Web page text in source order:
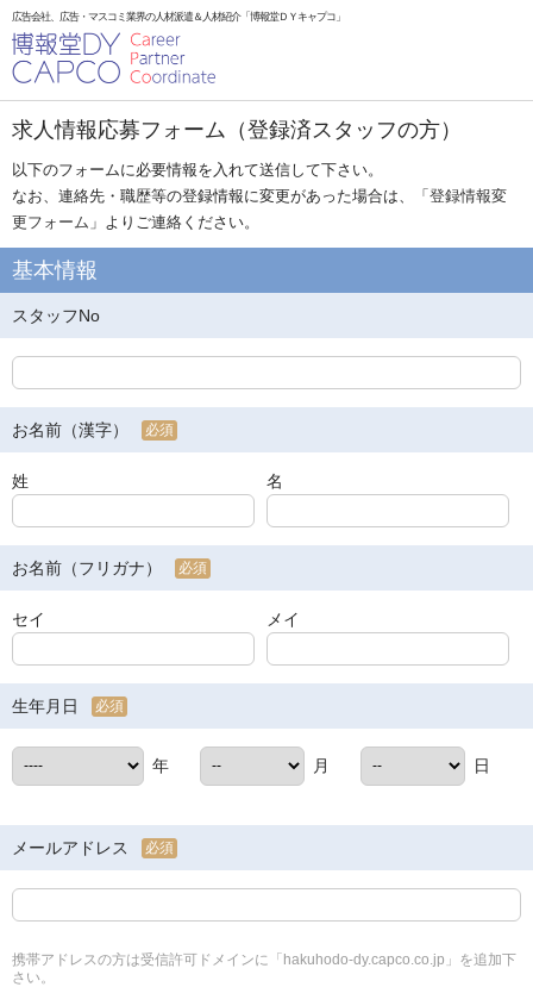
広告会社、広告・マスコミ業界の人材派遣＆人材紹介「博報堂ＤＹキャプコ」
求人情報応募フォーム（登録済スタッフの方）
以下のフォームに必要情報を入れて送信して下さい。
なお、連絡先・職歴等の登録情報に変更があった場合は、「登録情報変
更フォーム 」よりご連絡ください。
基本情報
スタッフNo
お名前（漢字） 必須
姓 名
お名前（フリガナ） 必須
セイ メイ
生年月日 必須
年 月 日
メールアドレス 必須
携帯アドレスの方は受信許可ドメインに「hakuhodo-dy.capco.co.jp」を追加下
さい。